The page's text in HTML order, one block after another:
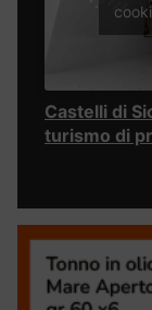
Castelli di
turismo di